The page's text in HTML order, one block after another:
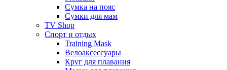
Сумка на пояс
Сумки для мам
TV Shop
Спорт и отдых
Training Mask
Велоаксессуары
Круг для плавания